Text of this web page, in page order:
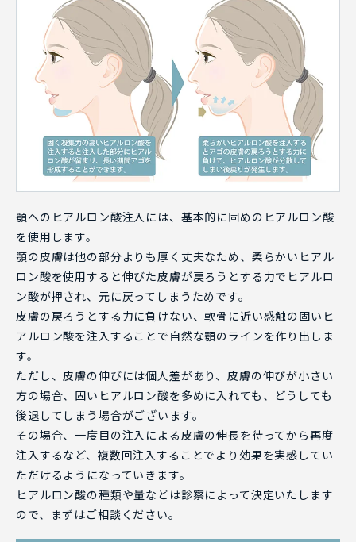
顎へのヒアルロン酸注入には、基本的に固めのヒアルロン酸
を使用します。
顎の皮膚は他の部分よりも厚く丈夫なため、柔らかいヒアル
ロン酸を使用すると伸びた皮膚が戻ろうとする力でヒアルロ
ン酸が押され、元に戻ってしまうためです。
皮膚の戻ろうとする力に負けない、軟骨に近い感触の固いヒ
アルロン酸を注入することで自然な顎のラインを作り出しま
す。
ただし、皮膚の伸びには個人差があり、皮膚の伸びが小さい
方の場合、固いヒアルロン酸を多めに入れても、どうしても
後退してしまう場合がございます。
その場合、一度目の注入による皮膚の伸長を待ってから再度
注入するなど、複数回注入することでより効果を実感してい
ただけるようになっていきます。
ヒアルロン酸の種類や量などは診察によって決定いたします
ので、まずはご相談ください。